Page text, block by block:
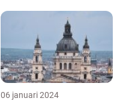
06 januari 2024